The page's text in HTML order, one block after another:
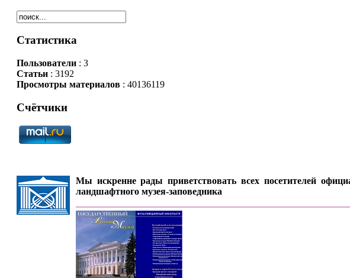
Статистика
Пользователи: 3
Статьи: 3192
Просмотры материалов: 40136119
Счётчики
Мы искренне рады приветствовать всех посетителей
ландшафтного музея-заповедника